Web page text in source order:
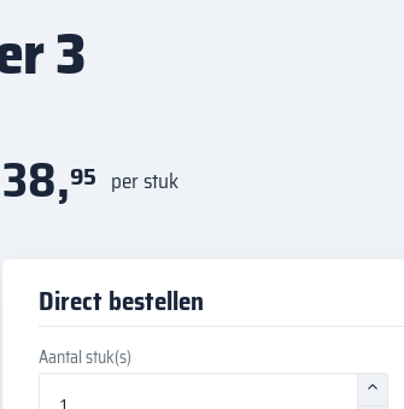
3
38,95 per stuk
Direct bestellen
Aantal stuk(s)